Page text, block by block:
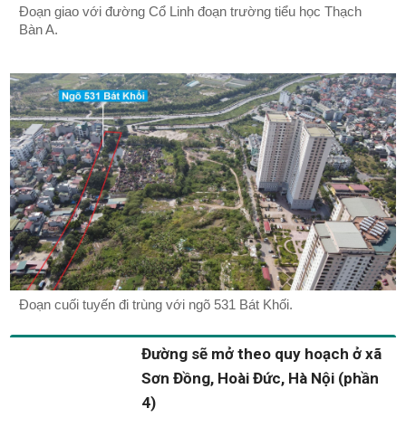
Đoạn giao với đường Cổ Linh đoạn trường tiểu học Thạch
Bàn A.
Đoạn cuối tuyến đi trùng với ngõ 531 Bát Khối.
Đường sẽ mở theo quy hoạch ở xã
Sơn Đồng, Hoài Đức, Hà Nội (phần
4)